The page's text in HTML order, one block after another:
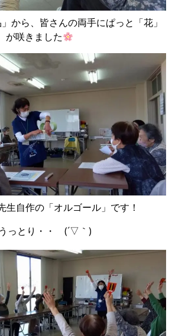
から、皆さんの両手にぱっと「花」
が咲きました
生自作の「オルゴール」です！
っとり・・ (´▽｀)